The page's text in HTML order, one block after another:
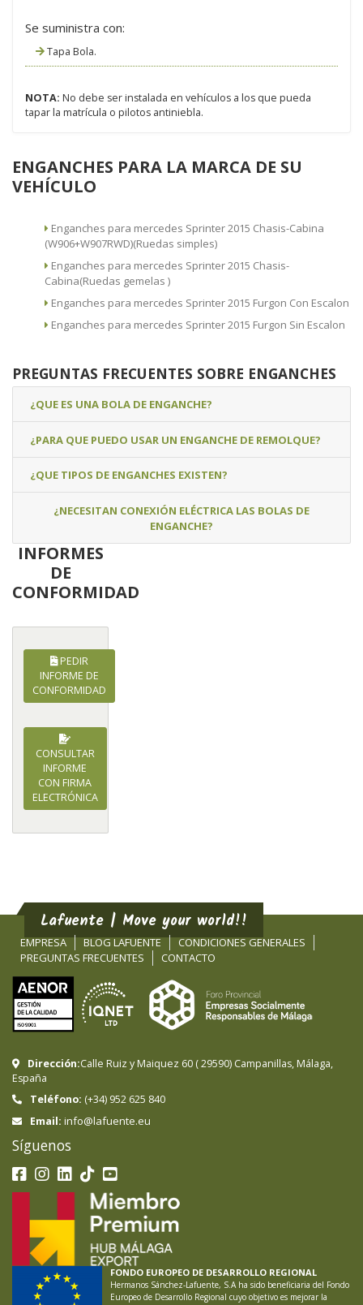
Se suministra con:
Tapa Bola.
NOTA: No debe ser instalada en vehículos a los que pueda
tapar la matrícula o pilotos antiniebla.
ENGANCHES PARA LA MARCA DE SU
VEHÍCULO
Enganches para mercedes Sprinter 2015 Chasis-Cabina
(W906+W907RWD)(Ruedas simples)
Enganches para mercedes Sprinter 2015 Chasis-
Cabina(Ruedas gemelas )
Enganches para mercedes Sprinter 2015 Furgon Con Escalon
Enganches para mercedes Sprinter 2015 Furgon Sin Escalon
PREGUNTAS FRECUENTES SOBRE ENGANCHES
¿QUE ES UNA BOLA DE ENGANCHE?
¿PARA QUE PUEDO USAR UN ENGANCHE DE REMOLQUE?
¿QUE TIPOS DE ENGANCHES EXISTEN?
¿NECESITAN CONEXIÓN ELÉCTRICA LAS BOLAS DE
ENGANCHE?
INFORMES
DE
CONFORMIDAD
PEDIR
INFORME DE
CONFORMIDAD
CONSULTAR
INFORME
CON FIRMA
ELECTRÓNICA
Lafuente | Move your world!!
EMPRESA BLOG LAFUENTE
CONDICIONES GENERALES
PREGUNTAS FRECUENTES
CONTACTO
Dirección:Calle Ruiz y Maiquez 60 (29590) Campanillas, Málaga,
España
Teléfono: (+34) 952 625 840
Email: info@lafuente.eu
Síguenos
FONDO EUROPEO DE DESARROLLO REGIONAL
Hermanos Sánchez-Lafuente, S.A ha sido beneficiaria del Fondo
Europeo de Desarrollo Regional cuyo objetivo es mejorar la